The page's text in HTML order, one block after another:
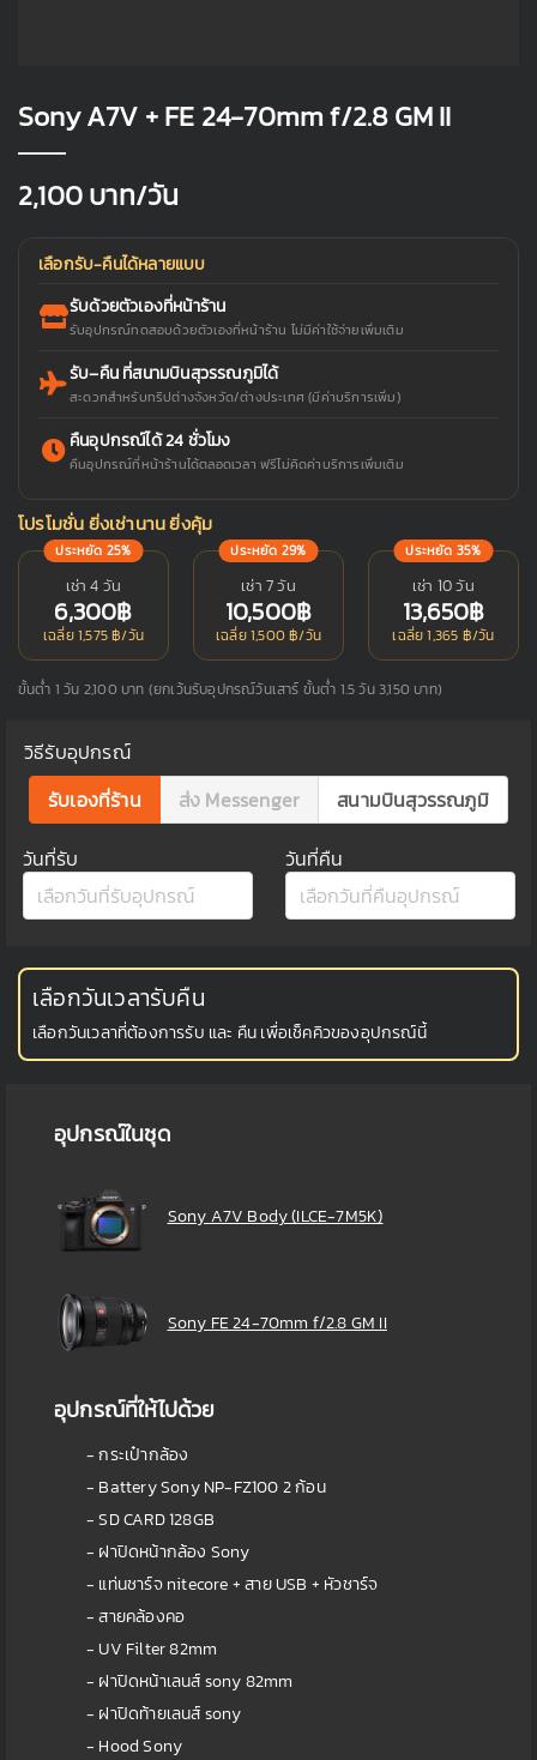
Sony A7V + FE 24-70mm f/2.8 GM II
2,100บาท/วัน
เลือกรับ-คืนได้หลายแบบ
รับด้วยตัวเองที่หน้าร้าน
รับอุปกรณ์ทดสอบด้วยตัวเองที่หน้าร้าน ไม่มีค่าใช้จ่ายเพิ่มเติม
รับ–คืน ที่สนามบินสุวรรณภูมิได้
สะดวกสำหรับทริปต่างจังหวัด/ต่างประเทศ (มีค่าบริการเพิ่ม)
คืนอุปกรณ์ได้ 24 ชั่วโมง
คืนอุปกรณ์ที่หน้าร้านได้ตลอดเวลา ฟรีไม่คิดค่าบริการเพิ่มเติม
โปรโมชั่น ยิ่งเช่านาน ยิ่งคุ้ม
ประหยัด 25%
เช่า 4 วัน
6,300฿
เฉลี่ย 1,575 ฿/วัน
ประหยัด 29%
เช่า 7 วัน
10,500฿
เฉลี่ย 1,500 ฿/วัน
ประหยัด 35%
เช่า 10 วัน
13,650฿
เฉลี่ย 1,365 ฿/วัน
ขั้นต่ำ 1 วัน 2,100 บาท (ยกเว้นรับอุปกรณ์วันเสาร์ ขั้นต่ำ 1.5 วัน 3,150 บาท)
วิธีรับอุปกรณ์
รับเองที่ร้าน
ส่ง Messenger สนามบินสุวรรณภูมิ
วันที่รับ วันที่คืน
เลือกวันเวลารับคืน
เลือกวันเวลาที่ต้องการรับ และ คืน เพื่อเช็คคิวของอุปกรณ์นี้
อุปกรณ์ในชุด
Sony A7V Body (ILCE-7M5K)
Sony FE 24-70mm f/2.8 GM II
อุปกรณ์ที่ให้ไปด้วย
- กระเป๋ากล้อง
- Battery Sony NP-FZ100 2 ก้อน
- SD CARD 128GB
- ฝาปิดหน้ากล้อง Sony
- แท่นชาร์จ nitecore + สาย USB + หัวชาร์จ
- สายคล้องคอ
- UV Filter 82mm
- ฝาปิดหน้าเลนส์ sony 82mm
- ฝาปิดท้ายเลนส์ sony
- Hood Sony